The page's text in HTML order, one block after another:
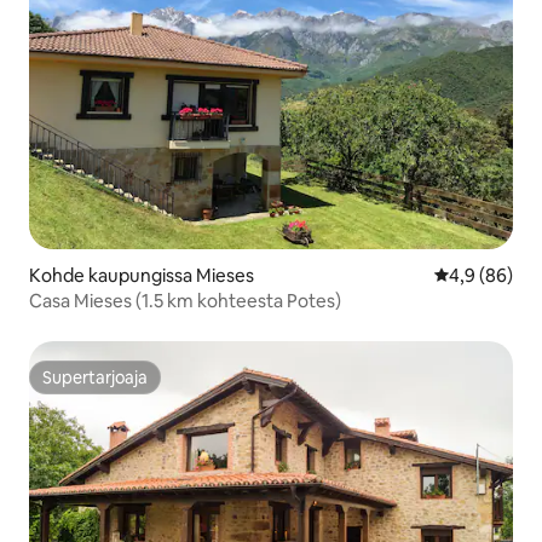
Kohde kaupungissa Mieses
4,9 (86)
Casa Mieses (1.5 km kohteesta Potes)
Supertarjoaja
Supertarjoaja